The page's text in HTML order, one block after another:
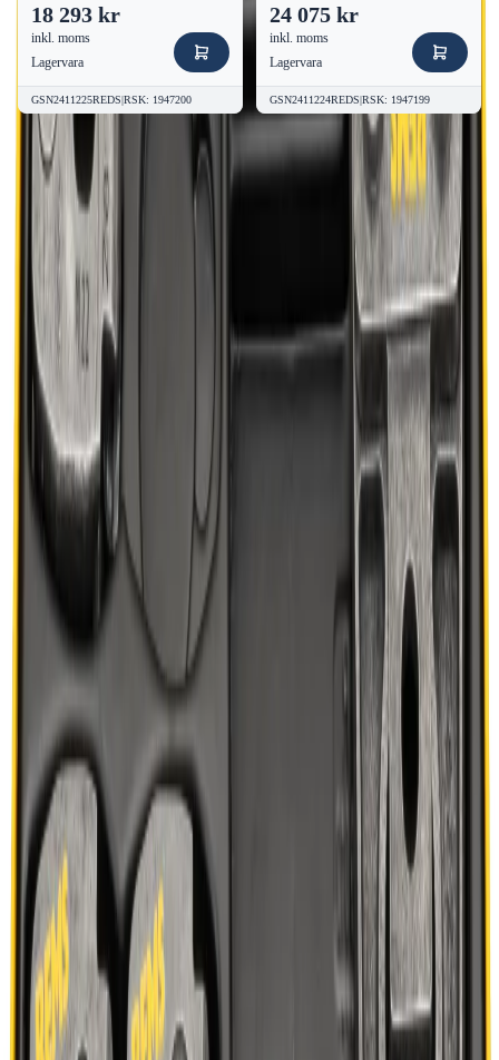
18 293 kr
inkl. moms
Lagervara
GSN2411225REDS|RSK: 1947200
24 075 kr
inkl. moms
Lagervara
GSN2411224REDS|RSK: 1947199
Kvalitetsprodukter till bra priser.